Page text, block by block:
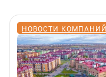
НОВОСТИ КОМПАНИЙ